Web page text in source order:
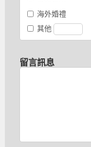
海外婚禮
其他
留言訊息